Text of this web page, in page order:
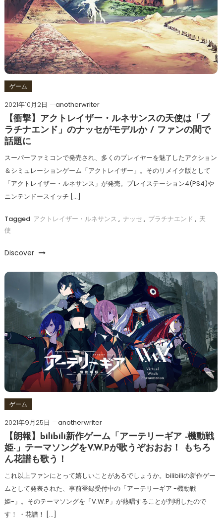
ゲーム
2021年10月2日
anotherwriter
【衝撃】アクトレイザー・ルネサンスの天使は「プ
ラチナエンド」のナッセがモデルか / ファンの間で
話題に
スーパーファミコンで発売され、多くのプレイヤーを魅了したアクション
＆シミュレーションゲーム「アクトレイザー」。そのリメイク版として
「アクトレイザー・ルネサンス」が発売。プレイステーション4(PS4)や
ニンテンドースイッチ […]
Tagged アクトレイザー・ルネサンス , ナッセ , プラチナエンド , 天
使
Discover
ゲーム
2021年9月25日
anotherwriter
【朗報】bilibili新作ゲーム「アーテリーギア -機動戦
姫-」テーマソングをV.W.Pが歌うぞおおお！ もちろ
ん花譜も歌う！
これ以上ファンにとって嬉しいことがあるでしょうか。bilibiliの新作ゲー
ムとして発表された、事前登録受付中の「アーテリーギア -機動戦
姫-」。そのテーマソングを「V.W.P」が熱唱することが判明したので
す！ ・花譜！ […]